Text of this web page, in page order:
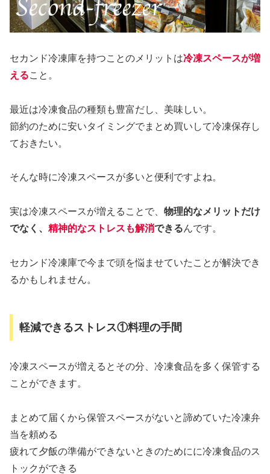
セカンド冷凍庫を持つことのメリットは冷凍スペースが増
えること。
最近は冷凍食品の種類も豊富だし、美味しい。
節約のために安いタイミングでまとめ買いして冷凍保存し
ておきたい。
そんな時に冷凍スペースが多いと便利ですよね。
実は冷凍スペースが増えることで、 物理的なメリットだけ
でなく、 精神的なストレスも解消できるんです。
セカンド冷凍庫で今まで頭を悩ませていたことが解決でき
るかもしれません。
軽減できるストレス①料理の手間
冷凍スペースが増えるとその分、冷凍食品を多く保管する
ことができます。
まとめて届くから保管スペースがないと諦めていた冷凍弁
当を頼める
疲れて夕飯の準備ができないときのためにに冷凍食品のス
トックができる